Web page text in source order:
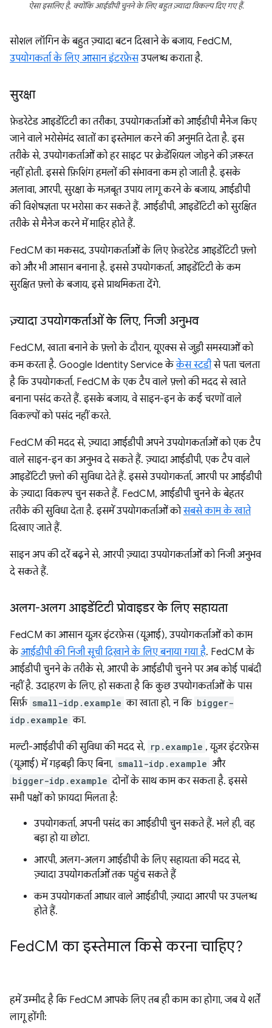
ऐसा इसलिए है, क्योंकि आईडीपी चुनने के लिए बहुत ज़्यादा विकल्प दिए गए हैं.
सोशल लॉगिन के बहुत ज़्यादा बटन दिखाने के बजाय, FedCM,
उपयोगकर्ता के लिए आसान इंटरफ़ेसउपलब्ध कराता है.
सुरक्षा
फ़ेडरेटेड आइडेंटिटी का तरीका, उपयोगकर्ताओं को आईडीपी मैनेज किए
जाने वाले भरोसेमंद खातों का इस्तेमाल करने की अनुमति देता है. इस
तरीके से, उपयोगकर्ताओं को हर साइट पर क्रेडेंशियल जोड़ने की ज़रूरत
नहीं होती. इससे फ़िशिंग हमलों की संभावना कम हो जाती है. इसके
अलावा, आरपी, सुरक्षा के मज़बूत उपाय लागू करने के बजाय, आईडीपी
की विशेषज्ञता पर भरोसा कर सकते हैं. आईडीपी, आइडेंटिटी को सुरक्षित
तरीके से मैनेज करने में माहिर होते हैं.
FedCM का मकसद, उपयोगकर्ताओं के लिए फ़ेडरेटेड आइडेंटिटी फ़्लो
को और भी आसान बनाना है. इससे उपयोगकर्ता, आइडेंटिटी के कम
सुरक्षित फ़्लो के बजाय, इसे प्राथमिकता देंगे.
ज़्यादा उपयोगकर्ताओं के लिए, निजी अनुभव
FedCM, खाता बनाने के फ़्लो के दौरान, यूएक्स से जुड़ी समस्याओं को
कम करता है. Google Identity Service केकेस स्टडीसे पता चलता
है कि उपयोगकर्ता, FedCM के एक टैप वाले फ़्लो की मदद से खाते
बनाना पसंद करते हैं. इसके बजाय, वे साइन-इन के कई चरणों वाले
विकल्पों को पसंद नहीं करते.
FedCM की मदद से, ज़्यादा आईडीपी अपने उपयोगकर्ताओं को एक टैप
वाले साइन-इन का अनुभव दे सकते हैं. ज़्यादा आईडीपी, एक टैप वाले
आइडेंटिटी फ़्लो की सुविधा देते हैं. इससे उपयोगकर्ता, आरपी पर आईडीपी
के ज़्यादा विकल्प चुन सकते हैं. FedCM, आईडीपी चुनने के बेहतर
तरीके की सुविधा देता है. इसमें उपयोगकर्ताओं कोसबसे काम के खाते
दिखाए जाते हैं.
साइन अप की दरें बढ़ने से, आरपी ज़्यादा उपयोगकर्ताओं को निजी अनुभव
दे सकते हैं.
अलग-अलग आइडेंटिटी प्रोवाइडर के लिए सहायता
FedCM का आसान यूज़र इंटरफ़ेस (यूआई), उपयोगकर्ताओं को काम
केआईडीपी की निजी सूची दिखाने के लिए बनाया गया है. FedCM के
आईडीपी चुनने के तरीके से, आरपी के आईडीपी चुनने पर अब कोई पाबंदी
नहीं है. उदाहरण के लिए, हो सकता है कि कुछ उपयोगकर्ताओं के पास
सिर्फ़ small-idp.example का खाता हो, न कि bigger-
idp.example का.
मल्टी-आईडीपी की सुविधा की मदद से, rp.example , यूज़र इंटरफ़ेस
(यूआई) में गड़बड़ी किए बिना, small-idp.example और
bigger-idp.example दोनों के साथ काम कर सकता है. इससे
सभी पक्षों को फ़ायदा मिलता है:
उपयोगकर्ता, अपनी पसंद का आईडीपी चुन सकते हैं. भले ही, वह
बड़ा हो या छोटा.
आरपी, अलग-अलग आईडीपी के लिए सहायता की मदद से,
ज़्यादा उपयोगकर्ताओं तक पहुंच सकते हैं
कम उपयोगकर्ता आधार वाले आईडीपी, ज़्यादा आरपी पर उपलब्ध
होते हैं.
FedCM का इस्तेमाल किसे करना चाहिए?
हमें उम्मीद है कि FedCM आपके लिए तब ही काम का होगा, जब ये शर्तें
लागू होंगी: